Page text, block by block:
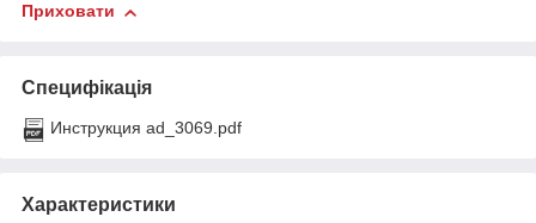
Приховати
Специфікація
Инструкция ad_3069.pdf
Характеристики